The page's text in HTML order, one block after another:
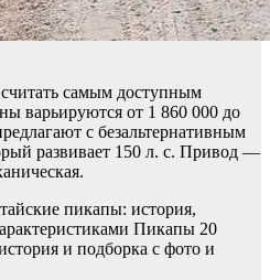
самым доступным
варьируются от 1 860 000 до
с безальтернативным
развивает 150 л. с. Привод —
пикапы: история,
Пикапы 20
и подборка с фото и